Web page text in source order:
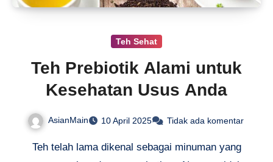
Teh Sehat
Teh Prebiotik Alami untuk
Kesehatan Usus Anda
AsianMain 10 April 2025 Tidak ada komentar
Teh telah lama dikenal sebagai minuman yang